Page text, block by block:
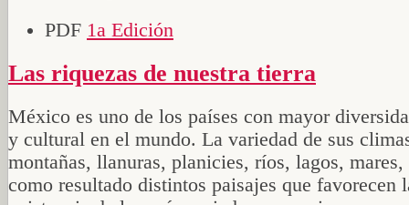
PDF 1a Edición
Las riquezas de nuestra tierra
México es uno de los países con mayor
y cultural en el mundo. La variedad de sus
montañas, llanuras, planicies, ríos, lagos, mares,
como resultado distintos paisajes que favorecen